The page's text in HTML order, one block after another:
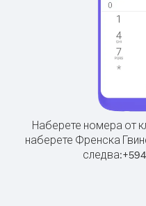
Наберете номера от
наберете Френска
следва:+594